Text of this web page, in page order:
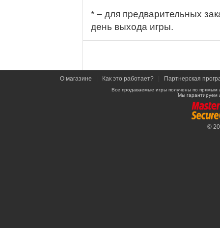
* – для предварительных
день выхода игры.
О магазине Как это работает? Партнерская
Все продаваемые игры получены по
Мы гарантируем
©